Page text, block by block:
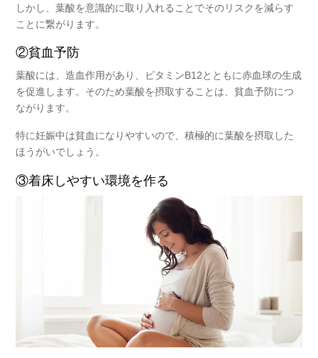
しかし、葉酸を意識的に取り入れることでそのリスクを減らす
ことに繋がります。
②貧血予防
葉酸には、造血作用があり、ビタミンB12とともに赤血球の生成
を促進します。そのため葉酸を摂取することは、貧血予防につ
ながります。
特に妊娠中は貧血になりやすいので、積極的に葉酸を摂取した
ほうがいでしょう。
③着床しやすい環境を作る